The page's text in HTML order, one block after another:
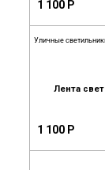
1 100 Р
Уличные
Лента
1 100 Р